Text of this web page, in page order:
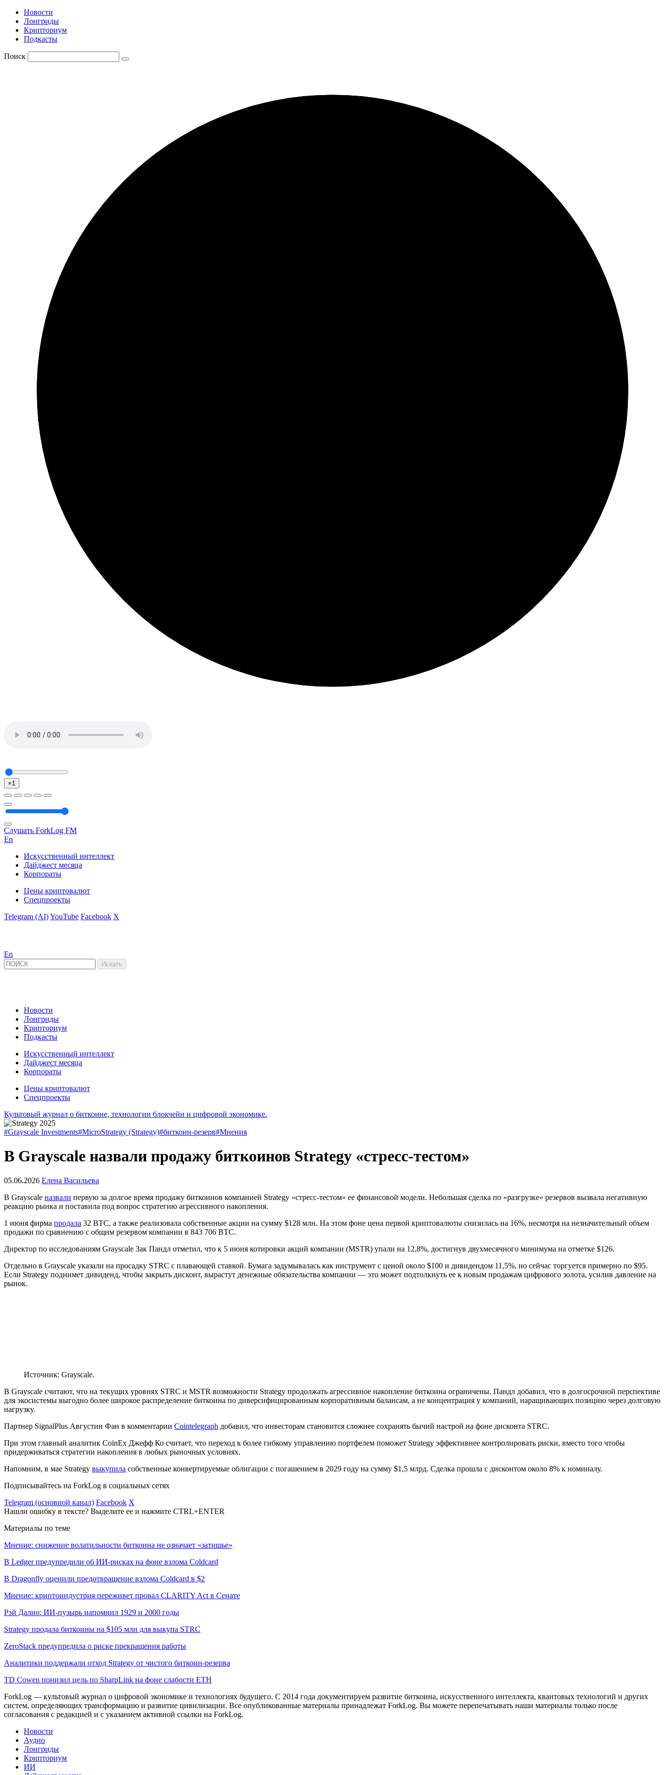
Новости
Лонгриды
Крипториум
Подкасты
Поиск
×1
Слушать ForkLog FM
En
Искусственный интеллект
Дайджест месяца
Корпораты
Цены криптовалют
Спецпроекты
Telegram (AI)YouTube Facebook X
En
Новости
Лонгриды
Крипториум
Подкасты
Искусственный интеллект
Дайджест месяца
Корпораты
Цены криптовалют
Спецпроекты
Культовый журнал о биткоине, технологии блокчейн и цифровой экономике.
#Grayscale Investments#MicroStrategy (Strategy)#биткоин-резерв#Мнения
В Grayscale назвали продажу биткоинов Strategy «стресс-тестом»
05.06.2026 Елена Васильева
В Grayscale назвали первую за долгое время продажу биткоинов компанией Strategy «стресс-тестом» ее финансовой модели. Небольшая сделка по «разгрузке» резервов вызвала негативную
реакцию рынка и поставила под вопрос стратегию агрессивного накопления.
1 июня фирма продала 32 BTC, а также реализовала собственные акции на сумму $128 млн. На этом фоне цена первой криптовалюты снизилась на 16%, несмотря на незначительный объем
продажи по сравнению с общим резервом компании в 843 706 BTC.
Директор по исследованиям Grayscale Зак Пандл отметил, что к 5 июня котировки акций компании (MSTR) упали на 12,8%, достигнув двухмесячного минимума на отметке $126.
Отдельно в Grayscale указали на просадку STRC с плавающей ставкой. Бумага задумывалась как инструмент с ценой около $100 и дивидендом 11,5%, но сейчас торгуется примерно по $95.
Если Strategy поднимет дивиденд, чтобы закрыть дисконт, вырастут денежные обязательства компании — это может подтолкнуть ее к новым продажам цифрового золота, усилив давление на
рынок.
Источник: Grayscale.
В Grayscale считают, что на текущих уровнях STRC и MSTR возможности Strategy продолжать агрессивное накопление биткоина ограничены. Пандл добавил, что в долгосрочной перспективе
для экосистемы выгодно более широкое распределение биткоина по диверсифицированным корпоративным балансам, а не концентрация у компаний, наращивающих позицию через долговую
нагрузку.
Партнер SignalPlus Августин Фан в комментарии Cointelegraph добавил, что инвесторам становится сложнее сохранять бычий настрой на фоне дисконта STRC.
При этом главный аналитик CoinEx Джефф Ко считает, что переход к более гибкому управлению портфелем поможет Strategy эффективнее контролировать риски, вместо того чтобы
придерживаться стратегии накопления в любых рыночных условиях.
Напомним, в мае Strategy выкупила собственные конвертируемые облигации с погашением в 2029 году на сумму $1,5 млрд. Сделка прошла с дисконтом около 8% к номиналу.
Подписывайтесь на ForkLog в социальных сетях
Telegram (основной канал) Facebook X
Нашли ошибку в тексте? Выделите ее и нажмите CTRL+ENTER
Материалы по теме
Мнение: снижение волатильности биткоина не означает «затишье»
В Ledger предупредили об ИИ-рисках на фоне взлома Coldcard
В Dragonfly оценили предотвращение взлома Coldcard в $2
Мнение: криптоиндустрия переживет провал CLARITY Act в Сенате
Рэй Далио: ИИ-пузырь напомнил 1929 и 2000 годы
Strategy продала биткоины на $105 млн для выкупа STRC
ZeroStack предупредила о риске прекращения работы
Аналитики поддержали отход Strategy от чистого биткоин-резерва
TD Cowen понизил цель по SharpLink на фоне слабости ETH
ForkLog — культовый журнал о цифровой экономике и технологиях будущего. С 2014 года документируем развитие биткоина, искусственного интеллекта, квантовых технологий и других
систем, определяющих трансформацию и развитие цивилизации. Все опубликованные материалы принадлежат ForkLog. Вы можете перепечатывать наши материалы только после
согласования с редакцией и с указанием активной ссылки на ForkLog.
Новости
Аудио
Лонгриды
Крипториум
ИИ